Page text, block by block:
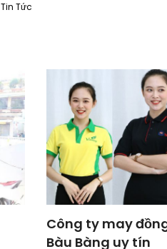
Tin Tức
Công ty may
Bàu Bàng uy tín